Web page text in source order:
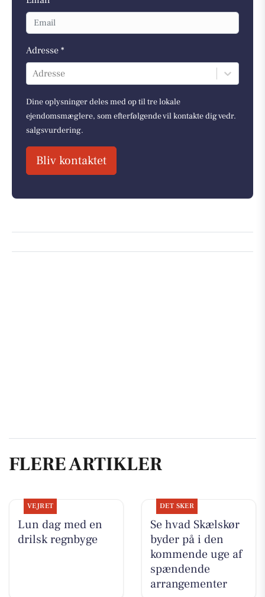
Adresse *
Adresse
Dine oplysninger deles med op til tre lokale
ejendomsmæglere, som efterfølgende vil kontakte dig vedr.
salgsvurdering.
Bliv kontaktet
FLERE ARTIKLER
VEJRET
Lun dag med en
drilsk regnbyge
DET SKER
Se hvad Skælskør
byder på i den
kommende uge af
spændende
arrangementer